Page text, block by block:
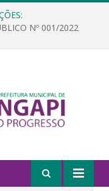
Nº 001/2022